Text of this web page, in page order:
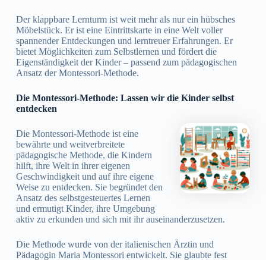
Der klappbare Lernturm ist weit mehr als nur ein hübsches
Möbelstück. Er ist eine Eintrittskarte in eine Welt voller
spannender Entdeckungen und lerntreuer Erfahrungen. Er
bietet Möglichkeiten zum Selbstlernen und fördert die
Eigenständigkeit der Kinder – passend zum pädagogischen
Ansatz der Montessori-Methode.
Die Montessori-Methode: Lassen wir die Kinder selbst
entdecken
Die Montessori-Methode ist eine
bewährte und weitverbreitete
pädagogische Methode, die Kindern
hilft, ihre Welt in ihrer eigenen
Geschwindigkeit und auf ihre eigene
Weise zu entdecken. Sie begründet den
Ansatz des selbstgesteuertes Lernen
und ermutigt Kinder, ihre Umgebung
aktiv zu erkunden und sich mit ihr auseinanderzusetzen.
Die Methode wurde von der italienischen Ärztin und
Pädagogin Maria Montessori entwickelt. Sie glaubte fest